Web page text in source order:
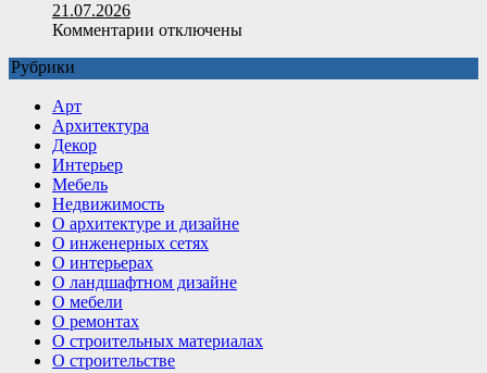
применения
21.07.2026
Комментарии котключены
Рубрики
Арт
Архитектура
Декор
Интерьер
Мебель
Недвижимость
О архитектуре и дизайне
О инженерных сетях
О интерьерах
О ландшафтном дизайне
О мебели
О ремонтах
О строительных материалах
О строительстве